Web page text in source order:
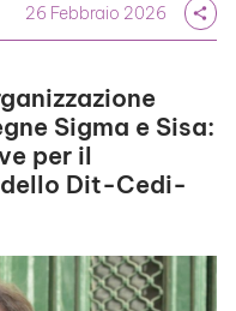
26 Febbraio 2026 share
Sigma e Sisa:
per il
Dit-Cedi-